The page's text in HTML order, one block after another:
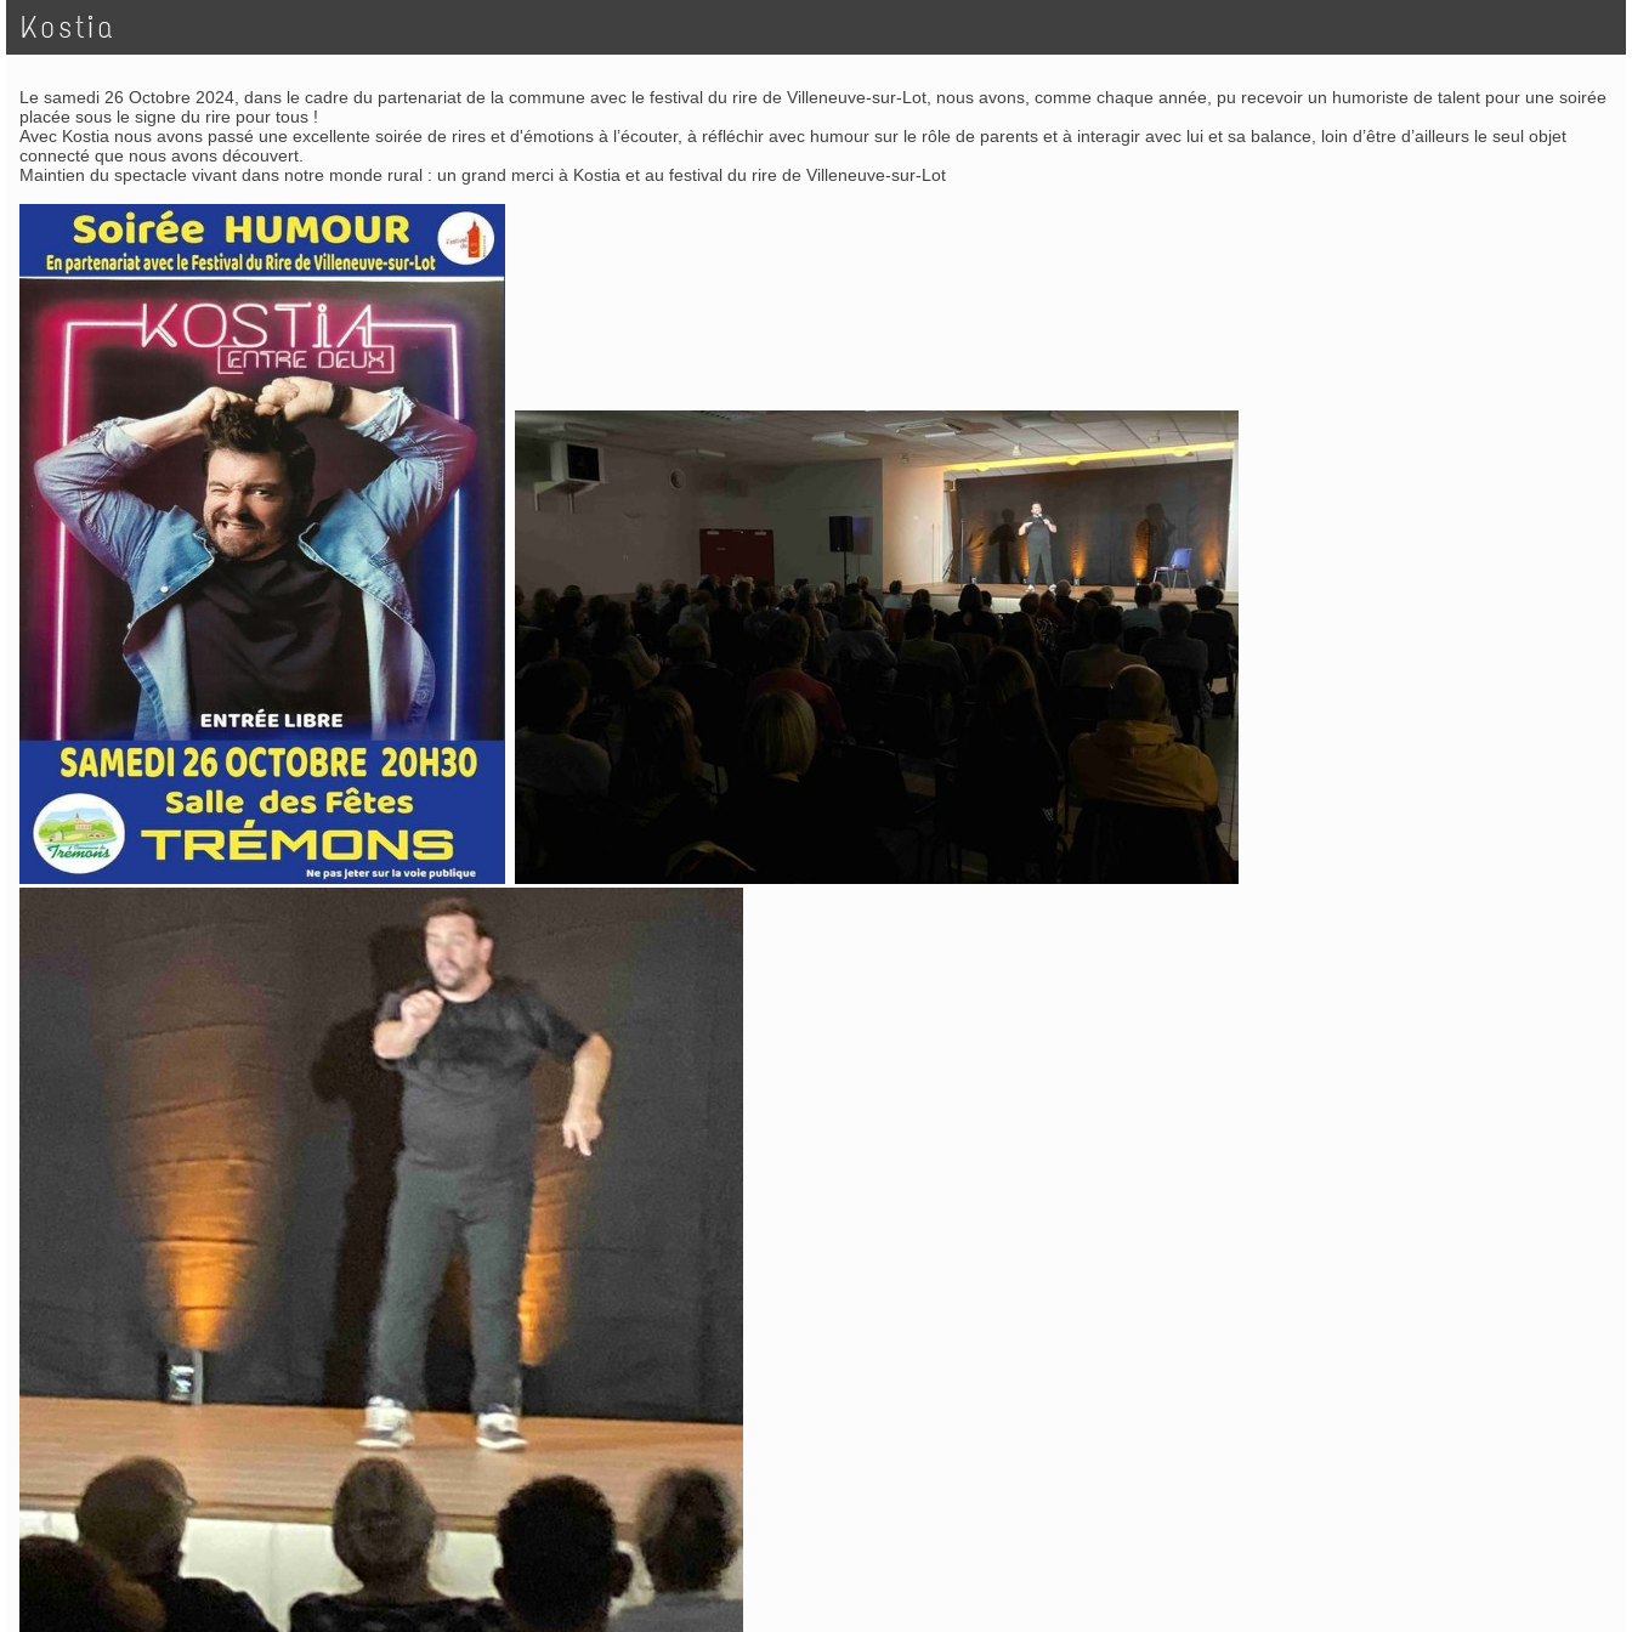
Kostia
Le samedi 26 Octobre 2024, dans le cadre du partenariat de la commune avec le festival du rire de Villeneuve-sur-Lot, nous avons, comme chaque année, pu recevoir un humoriste de talent pour une soirée
placée sous le signe du rire pour tous !
Avec Kostia nous avons passé une excellente soirée de rires et d'émotions à l’écouter, à réfléchir avec humour sur le rôle de parents et à interagir avec lui et sa balance, loin d’être d’ailleurs le seul objet
connecté que nous avons découvert.
Maintien du spectacle vivant dans notre monde rural : un grand merci à Kostia et au festival du rire de Villeneuve-sur-Lot